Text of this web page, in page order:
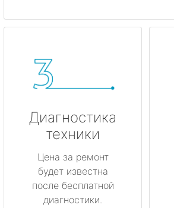
Диагностика
техники
Цена за ремонт
будет известна
после бесплатной
диагностики.